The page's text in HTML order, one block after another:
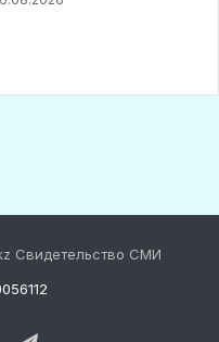
Свидетельство СМИ